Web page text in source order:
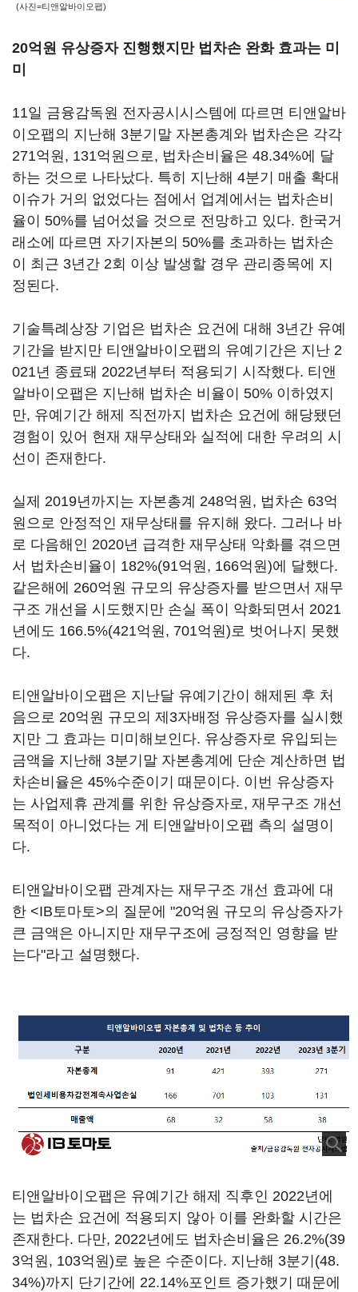
(사진=티앤알바이오팹)
20억원 유상증자 진행했지만 법차손 완화 효과는 미
미
11일 금융감독원 전자공시시스템에 따르면 티앤알바
이오팹의 지난해 3분기말 자본총계와 법차손은 각각
271억원, 131억원으로, 법차손비율은 48.34%에 달
하는 것으로 나타났다. 특히 지난해 4분기 매출 확대
이슈가 거의 없었다는 점에서 업계에서는 법차손비
율이 50%를 넘어섰을 것으로 전망하고 있다. 한국거
래소에 따르면 자기자본의 50%를 초과하는 법차손
이 최근 3년간 2회 이상 발생할 경우 관리종목에 지
정된다.
기술특례상장 기업은 법차손 요건에 대해 3년간 유예
기간을 받지만 티앤알바이오팹의 유예기간은 지난 2
021년 종료돼 2022년부터 적용되기 시작했다. 티앤
알바이오팹은 지난해 법차손 비율이 50% 이하였지
만, 유예기간 해제 직전까지 법차손 요건에 해당됐던
경험이 있어 현재 재무상태와 실적에 대한 우려의 시
선이 존재한다.
실제 2019년까지는 자본총계 248억원, 법차손 63억
원으로 안정적인 재무상태를 유지해 왔다. 그러나 바
로 다음해인 2020년 급격한 재무상태 악화를 겪으면
서 법차손비율이 182%(91억원, 166억원)에 달했다.
같은해에 260억원 규모의 유상증자를 받으면서 재무
구조 개선을 시도했지만 손실 폭이 악화되면서 2021
년에도 166.5%(421억원, 701억원)로 벗어나지 못했
다.
티앤알바이오팹은 지난달 유예기간이 해제된 후 처
음으로 20억원 규모의 제3자배정 유상증자를 실시했
지만 그 효과는 미미해보인다. 유상증자로 유입되는
금액을 지난해 3분기말 자본총계에 단순 계산하면 법
차손비율은 45%수준이기 때문이다. 이번 유상증자
는 사업제휴 관계를 위한 유상증자로, 재무구조 개선
목적이 아니었다는 게 티앤알바이오팹 측의 설명이
다.
티앤알바이오팹 관계자는 재무구조 개선 효과에 대
한 <IB토마토>의 질문에 "20억원 규모의 유상증자가
큰 금액은 아니지만 재무구조에 긍정적인 영향을 받
는다"라고 설명했다.
티앤알바이오팹은 유예기간 해제 직후인 2022년에
는 법차손 요건에 적용되지 않아 이를 완화할 시간은
존재한다. 다만, 2022년에도 법차손비율은 26.2%(39
3억원, 103억원)로 높은 수준이다. 지난해 3분기(48.
34%)까지 단기간에 22.14%포인트 증가했기 때문에